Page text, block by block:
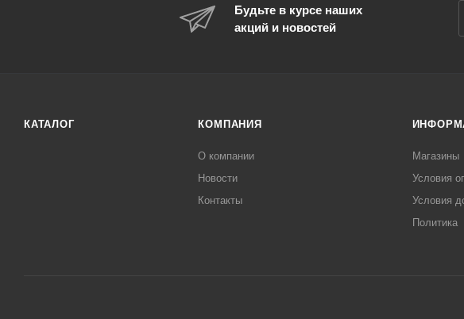
Будьте в курсе наших
акций и новостей
КАТАЛОГ КОМПАНИЯ
О компании
Новости
Контакты
Магазины
Условия
Условия
Политика